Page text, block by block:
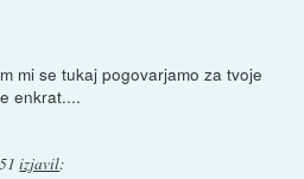
mi se tukaj pogovarjamo za tvoje
enkrat....
izjavil: